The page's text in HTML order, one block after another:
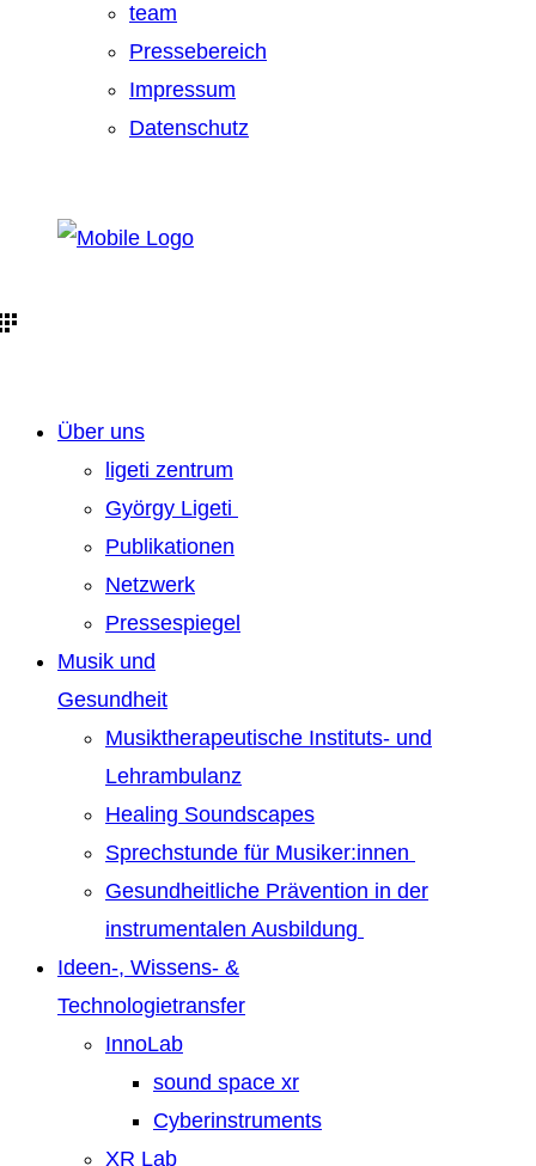
team
Pressebereich
Impressum
Datenschutz
Über uns
ligeti zentrum
György Ligeti
Publikationen
Netzwerk
Pressespiegel
Musik und
Gesundheit
Musiktherapeutische Instituts- und
Lehrambulanz
Healing Soundscapes
Sprechstunde für Musiker:innen
Gesundheitliche Prävention in der
instrumentalen Ausbildung
Ideen-, Wissens- &
Technologietransfer
InnoLab
sound space xr
Cyberinstruments
XR Lab